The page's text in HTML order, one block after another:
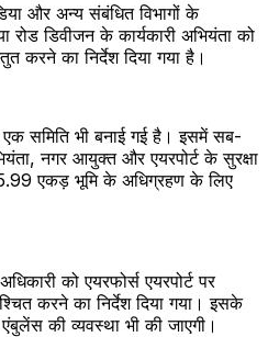
और अन्य संबंधित विभागों के
रोड डिवीजन के कार्यकारी अभियंता को
करने का निर्देश दिया गया है।
एक समिति भी बनाई गई है। इसमें सब-
नगर आयुक्त और एयरपोर्ट के सुरक्षा
एकड़ भूमि के अधिग्रहण के लिए
को एयरफोर्स एयरपोर्ट पर
करने का निर्देश दिया गया। इसके
की व्यवस्था भी की जाएगी।